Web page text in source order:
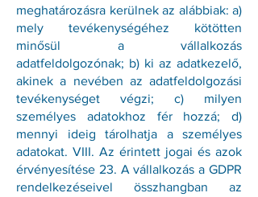
meghatározásra kerülnek az alábbiak: a)
mely tevékenységéhez kötötten
minősül a vállalkozás
adatfeldolgozónak; b) ki az adatkezelő,
akinek a nevében az adatfeldolgozási
tevékenységet végzi; c) milyen
személyes adatokhoz fér hozzá; d)
mennyi ideig tárolhatja a személyes
adatokat. VIII. Az érintett jogai és azok
érvényesítése 23. A vállalkozás a GDPR
rendelkezéseivel összhangban az